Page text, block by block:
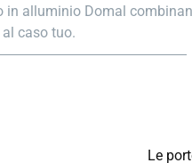
in alluminio Domal
caso tuo.
Le